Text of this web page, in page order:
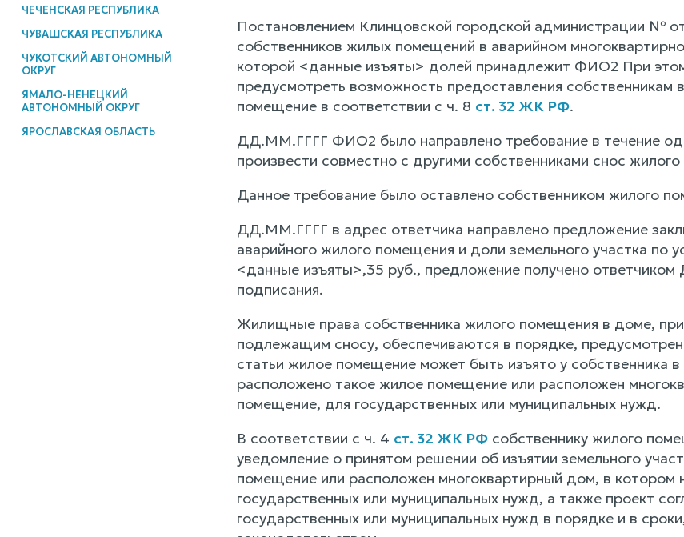
ЧЕЧЕНСКАЯ РЕСПУБЛИКА
ЧУВАШСКАЯ РЕСПУБЛИКА
ЧУКОТСКИЙ АВТОНОМНЫЙ
ОКРУГ
ЯМАЛО-НЕНЕЦКИЙ
АВТОНОМНЫЙ ОКРУГ
ЯРОСЛАВСКАЯ ОБЛАСТЬ
Постановлением Клинцовской городской администрации
собственников жилых помещений в аварийном
которой <данные изъяты> долей принадлежит ФИО2 При
предусмотреть возможность предоставления
помещение в соответствии с ч. 8 ст. 32 ЖК РФ.
ДД.ММ.ГГГГ ФИО2 было направлено требование в течение
произвести совместно с другими собственниками снос
Данное требование было оставлено собственником жилого
ДД.ММ.ГГГГ в адрес ответчика направлено предложение
аварийного жилого помещения и доли земельного участка по
<данные изъяты>,35 руб., предложение получено
подписания.
Жилищные права собственника жилого помещения в доме,
подлежащим сносу, обеспечиваются в порядке,
статьи жилое помещение может быть изъято у собственника в
расположено такое жилое помещение или расположен
помещение, для государственных или муниципальных нужд.
В соответствии с ч. 4 ст. 32 ЖК РФсобственнику жилого
уведомление о принятом решении об изъятии земельного
помещение или расположен многоквартирный дом, в котором
государственных или муниципальных нужд, а также проект
государственных или муниципальных нужд в порядке и в